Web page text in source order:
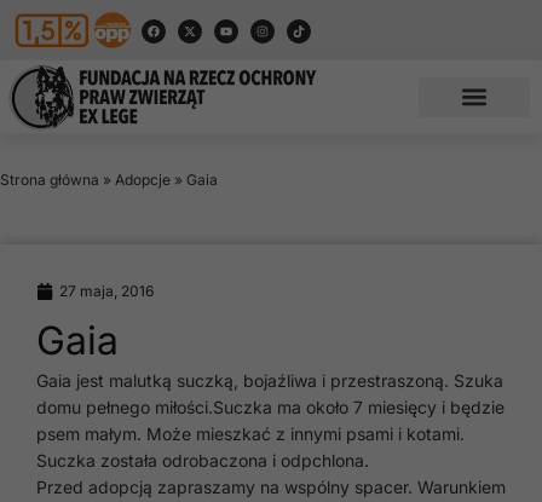
Strona główna » Adopcje » Gaia
27 maja, 2016
Gaia
Gaia jest malutką suczką, bojaźliwa i przestraszoną. Szuka
domu pełnego miłości.Suczka ma około 7 miesięcy i będzie
psem małym. Może mieszkać z innymi psami i kotami.
Suczka została odrobaczona i odpchlona.
Przed adopcją zapraszamy na wspólny spacer. Warunkiem